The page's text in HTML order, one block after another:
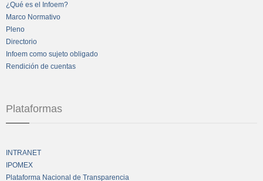
¿Qué es el Infoem?
Marco Normativo
Pleno
Directorio
Infoem como sujeto obligado
Rendición de cuentas
Plataformas
INTRANET
IPOMEX
Plataforma Nacional de Transparencia